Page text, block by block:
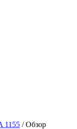
1155 / Обзор